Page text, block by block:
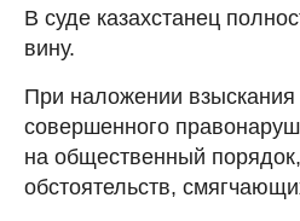
В суде казахстанец
вину.
При наложении взыскания
совершенного
на общественный
обстоятельств,